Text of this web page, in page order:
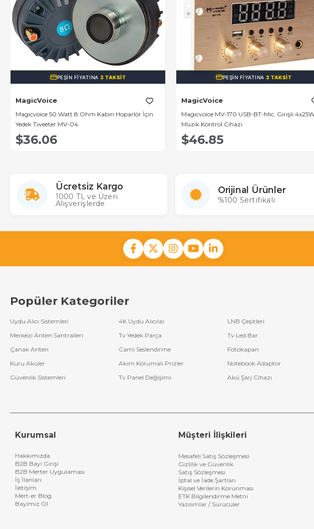
PEŞIN FIYATINA3 TAKSIT
MagicVoice
Magicvoice 50 Watt 8 Ohm Kabin Hoparlör İçin
Yedek Tweeter MV-04
$36.06
PEŞIN FIYATINA3 TAKSIT
MagicVoice
Magicvoice MV-170 USB-BT-Mic. Girişli
Müzik Kontrol Cihazı
$46.85
Ücretsiz Kargo
1000 TL ve Üzeri
Alışverişlerde
Orijinal Ürünler
%100 Sertifikalı
Popüler Kategoriler
Uydu Alıcı Sistemleri 4K Uydu Alıcılar LNB Çeşitleri
Merkezi Anten Santralleri
Tv Yedek Parça Tv Led Bar
Çanak Anten
Cami Seslendirme Fotokapan
Kuru Aküler
Akım Korumalı Prizler Notebook Adaptör
Güvenlik Sistemleri
Tv Panel Değişimi Akü Şarj Cihazı
Kurumsal
Hakkımızda
B2B Bayi Girişi
B2B Merter Uygulaması
İş İlanları
İletişim
Mert-er Blog
Bayimiz Ol
Müşteri İlişkileri
Mesafeli Satış Sözleşmesi
Gizlilik ve Güvenlik
Satış Sözleşmesi
İptal ve İade Şartları
Kişisel Verilerin Korunması
ETK Bilgilendirme Metni
Yazılımlar / Sürücüler